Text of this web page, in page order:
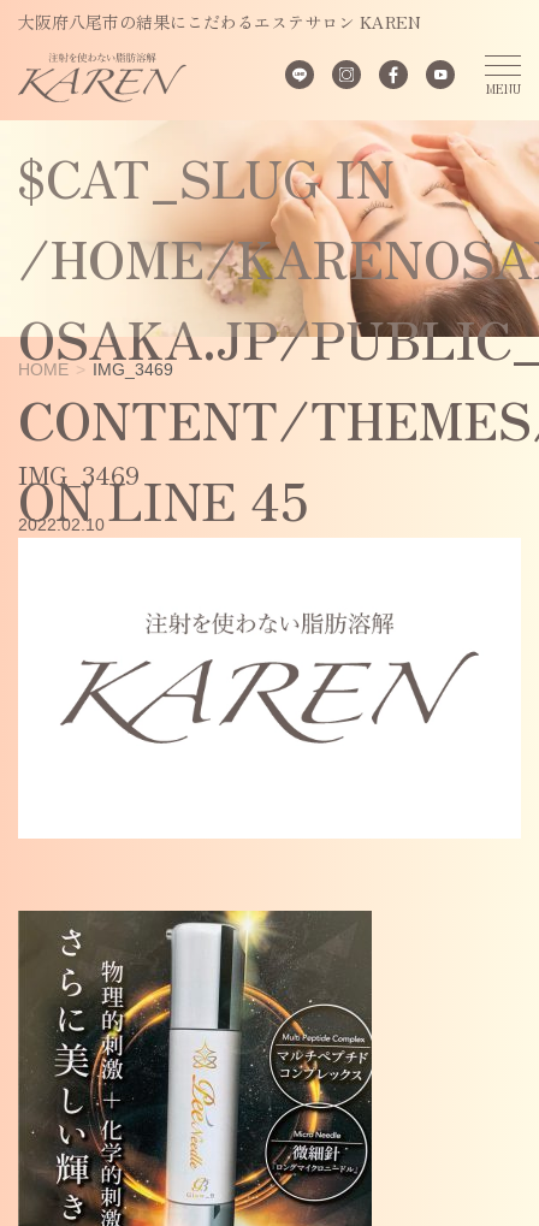
大阪府八尾市の結果にこだわるエステサロン KAREN
VARIABLE
$CAT_SLUG IN
/HOME/
OSAKA.JP/
CONTENT/
ON LINE 45
content/themes/karen2023/single.phpon line
HOME IMG_3469
IMG_3469
2022.02.10